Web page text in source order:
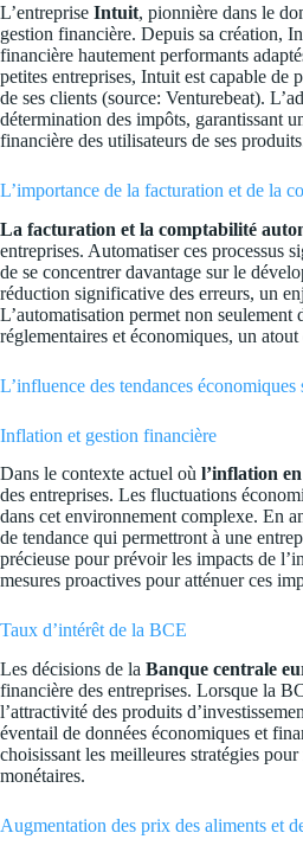
L’entreprise Intuit, pionnière dans le
gestion financière. Depuis sa création,
financière hautement performants
petites entreprises, Intuit est capable de
de ses clients (source: Venturebeat).
détermination des impôts, garantissant
financière des utilisateurs de ses
L’importance de la facturation et de la
La facturation et la comptabilité
entreprises. Automatiser ces processus
de se concentrer davantage sur le
réduction significative des erreurs, un
L’automatisation permet non
réglementaires et économiques, un
L’influence des tendances
Inflation et gestion financière
Dans le contexte actuel où l’inflation
des entreprises. Les fluctuations
dans cet environnement complexe. En
de tendance qui permettront à une
précieuse pour prévoir les impacts de
mesures proactives pour atténuer ces
Taux d’intérêt de la BCE
Les décisions de la Banque centrale
financière des entreprises. Lorsque la
l’attractivité des produits
éventail de données économiques et
choisissant les meilleures stratégies
monétaires.
Augmentation des prix des aliments et